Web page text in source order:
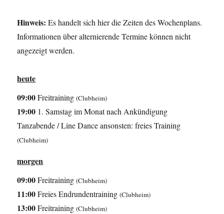
Hinweis: Es handelt sich hier die Zeiten des Wochenplans.
Informationen über alternierende Termine können nicht
angezeigt werden.
heute
09:00Freitraining(Clubheim)
19:00 1. Samstag im Monat nach Ankündigung
Tanzabende / Line Dance ansonsten: freies Training
(Clubheim)
morgen
09:00Freitraining(Clubheim)
11:00Freies Endrundentraining(Clubheim)
13:00Freitraining(Clubheim)